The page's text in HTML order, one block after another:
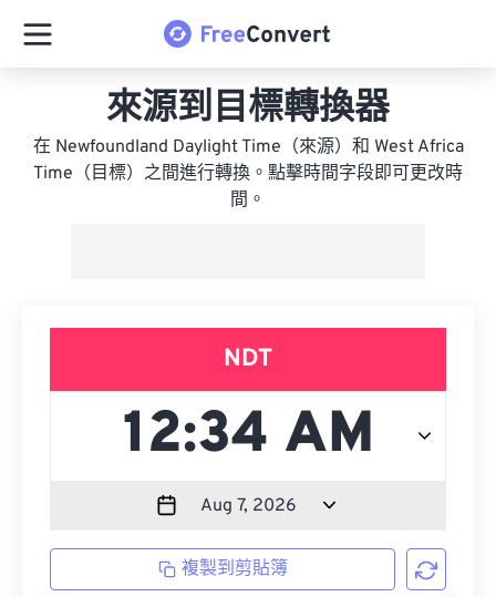
來源到目標轉換器
在 Newfoundland Daylight Time（來源）和 West Africa
Time（目標）之間進行轉換。點擊時間字段即可更改時
間。
NDT
複製到剪貼簿